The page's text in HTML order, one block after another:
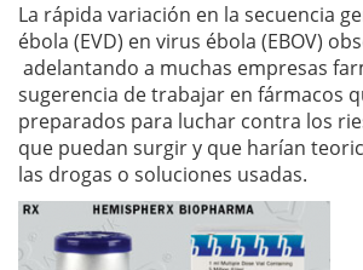
La rápida variación en la secuencia
ébola (EVD) en virus ébola (EBOV)
adelantando a muchas empresas
sugerencia de trabajar en fármacos
preparados para luchar contra los
que puedan surgir y que harían
las drogas o soluciones usadas.